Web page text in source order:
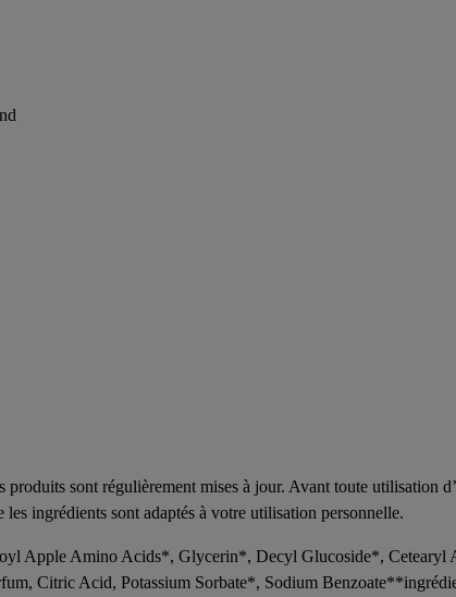
sont régulièrement mises à jour. Avant toute utilisation
ingrédients sont adaptés à votre utilisation personnelle.
Apple Amino Acids*, Glycerin*, Decyl Glucoside*, Cetearyl
Citric Acid, Potassium Sorbate*, Sodium